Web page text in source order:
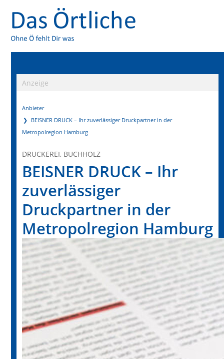
Anzeige
Anbieter
BEISNER DRUCK – Ihr zuverlässiger Druckpartner in der
Metropolregion Hamburg
DRUCKEREI, BUCHHOLZ
BEISNER DRUCK – Ihr
zuverlässiger
Druckpartner in der
Metropolregion Hamburg